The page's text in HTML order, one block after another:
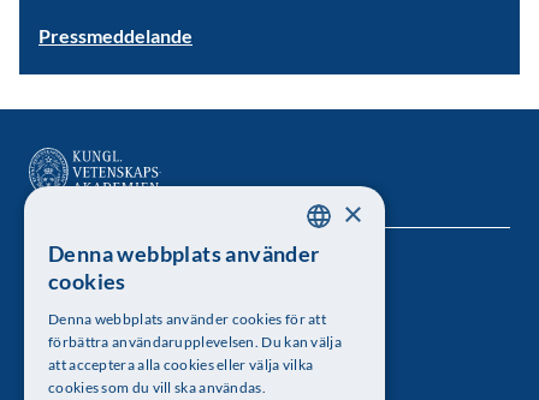
Pressmeddelande
Kungl. Vetenskapsakademien
Besöksadress: Lilla Frescativägen 4A
Telefon: 08-673 95 00
SWEDISH
×
Denna webbplats använder
cookies
Denna webbplats använder cookies för att
förbättra användarupplevelsen. Du kan välja
att acceptera alla cookies eller välja vilka
cookies som du vill ska användas.